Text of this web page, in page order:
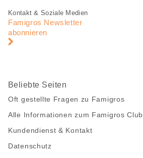
Fusszeile
Fusszeile
Navigation
Kontakt & Soziale Medien
Famigros Newsletter
abonnieren
Beliebte Seiten
Oft gestellte Fragen zu Famigros
Alle Informationen zum Famigros Club
Kundendienst & Kontakt
Datenschutz